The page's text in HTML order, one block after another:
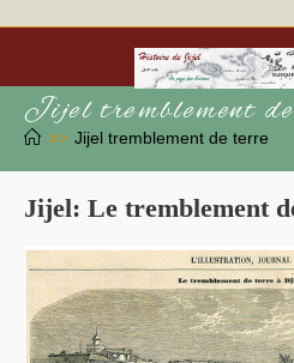
to
Jijel tremblement
>> Jijel tremblement de terre
Jijel: Le tremblement